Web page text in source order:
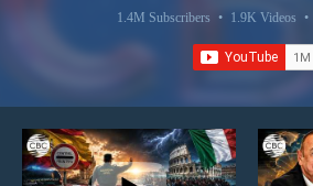
1.4M Subscribers • 1.9K Videos •